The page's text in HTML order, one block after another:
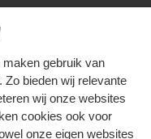
maken gebruik van
bieden wij relevante
wij onze websites
cookies ook voor
onze eigen websites